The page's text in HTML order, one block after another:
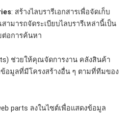
: สร้างไลบรารีเอกสารเพื่อจัดเก็บ
ามารถจัดระเบียบไลบรารีเหล่านี้เป็น
ต่อการค้นหา
ช่วยให้คุณจัดการงาน คลังสินค้า
อมูลที่มีโครงสร้างอื่น ๆ ตามที่ทีมของ
parts ลงในไซต์เพื่อแสดงข้อมูล